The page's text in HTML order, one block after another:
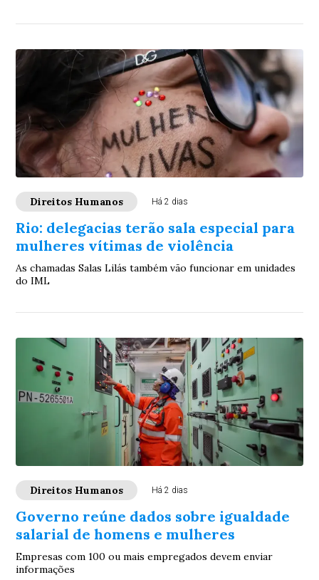
Direitos Humanos Há 2 dias
Rio: delegacias terão sala especial para
mulheres vítimas de violência
As chamadas Salas Lilás também vão funcionar em unidades
do IML
Direitos Humanos Há 2 dias
Governo reúne dados sobre igualdade
salarial de homens e mulheres
Empresas com 100 ou mais empregados devem enviar
informações